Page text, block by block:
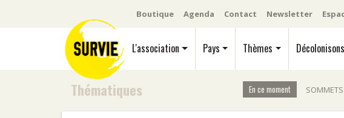
Boutique Agenda Contact Newsletter
L'association Pays Thèmes
Thématiques En ce moment